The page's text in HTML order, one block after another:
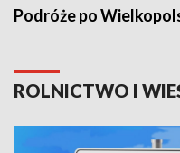
Podróże po
ROLNICTWO I